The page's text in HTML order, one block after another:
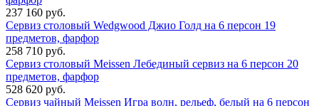
237 160 руб.
Сервиз столовый Wedgwood Джио Голд на 6 персон 19
предметов, фарфор
258 710 руб.
Сервиз столовый Meissen Лебединый сервиз на 6 персон 20
предметов, фарфор
528 620 руб.
Сервиз чайный Meissen Игра волн, рельеф, белый на 6 персон